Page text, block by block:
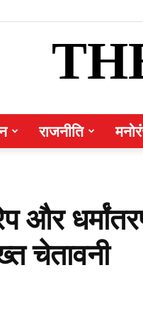
राजनीति
और
चेतावनी